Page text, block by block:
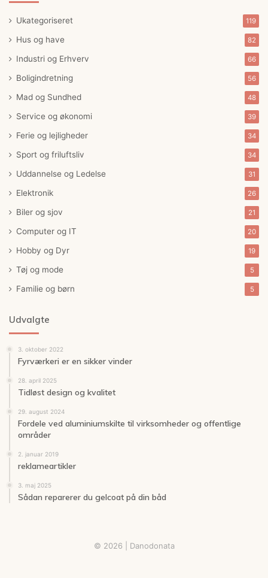
Ukategoriseret 119
Hus og have 82
Industri og Erhverv 66
Boligindretning 56
Mad og Sundhed 48
Service og økonomi 39
Ferie og lejligheder 34
Sport og friluftsliv 34
Uddannelse og Ledelse 31
Elektronik 26
Biler og sjov 21
Computer og IT 20
Hobby og Dyr 19
Tøj og mode 5
Familie og børn 5
Udvalgte
3. oktober 2022
Fyrværkeri er en sikker vinder
28. april 2025
Tidløst design og kvalitet
29. august 2024
Fordele ved aluminiumskilte til virksomheder og offentlige
områder
2. januar 2019
reklameartikler
3. maj 2025
Sådan reparerer du gelcoat på din båd
© 2026 | Danodonata